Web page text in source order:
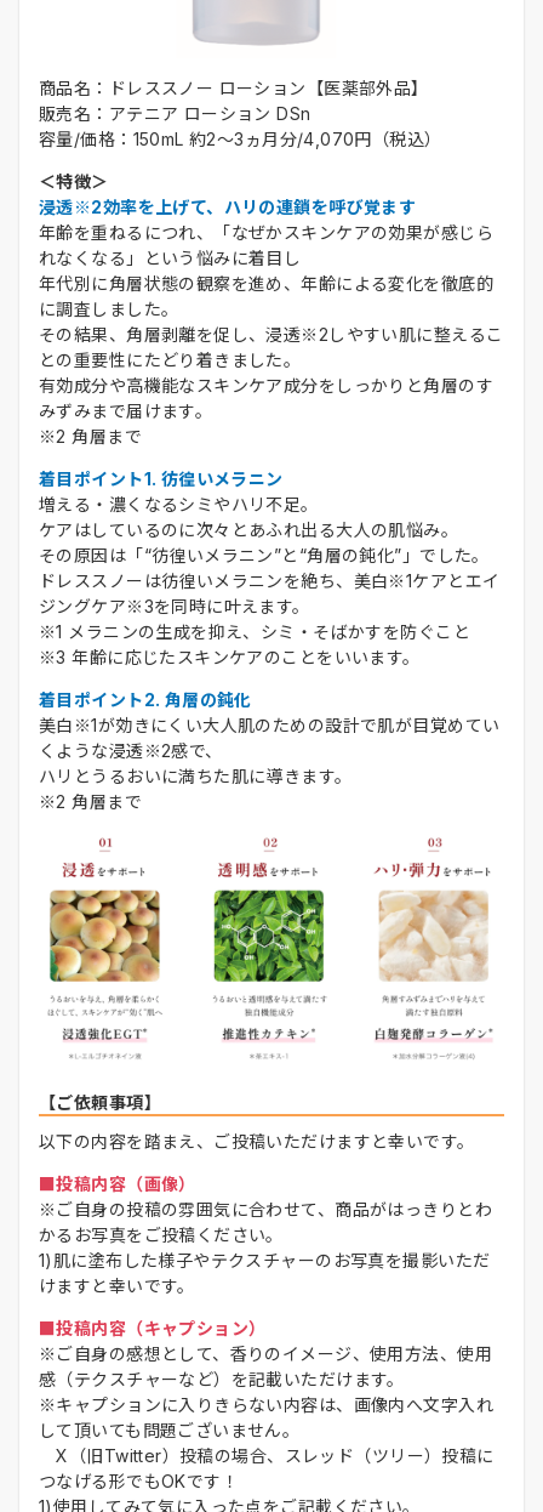
商品名：ドレススノー ローション【医薬部外品】
販売名：アテニア ローション DSn
容量/価格：150mL 約2〜3ヵ月分/4,070円（税込）
＜特徴＞
浸透※2効率を上げて、ハリの連鎖を呼び覚ます
年齢を重ねるにつれ、「なぜかスキンケアの効果が感じら
れなくなる」という悩みに着目し
年代別に角層状態の観察を進め、年齢による変化を徹底的
に調査しました。
その結果、角層剥離を促し、浸透※2しやすい肌に整えるこ
との重要性にたどり着きました。
有効成分や高機能なスキンケア成分をしっかりと角層のす
みずみまで届けます。
※2 角層まで
着目ポイント1. 彷徨いメラニン
増える・濃くなるシミやハリ不足。
ケアはしているのに次々とあふれ出る大人の肌悩み。
その原因は「“彷徨いメラニン”と“角層の鈍化”」でした。
ドレススノーは彷徨いメラニンを絶ち、美白※1ケアとエイ
ジングケア※3を同時に叶えます。
※1 メラニンの生成を抑え、シミ・そばかすを防ぐこと
※3 年齢に応じたスキンケアのことをいいます。
着目ポイント2. 角層の鈍化
美白※1が効きにくい大人肌のための設計で肌が目覚めてい
くような浸透※2感で、
ハリとうるおいに満ちた肌に導きます。
※2 角層まで
【ご依頼事項】
以下の内容を踏まえ、ご投稿いただけますと幸いです。
■投稿内容（画像）
※ご自身の投稿の雰囲気に合わせて、商品がはっきりとわ
かるお写真をご投稿ください。
1)肌に塗布した様子やテクスチャーのお写真を撮影いただ
けますと幸いです。
■投稿内容（キャプション）
※ご自身の感想として、香りのイメージ、使用方法、使用
感（テクスチャーなど）を記載いただけます。
※キャプションに入りきらない内容は、画像内へ文字入れ
して頂いても問題ございません。
X（旧Twitter）投稿の場合、スレッド（ツリー）投稿に
つなげる形でもOKです！
1)使用してみて気に入った点をご記載ください。